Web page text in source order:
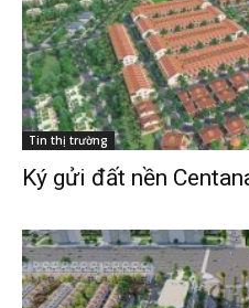
Tin thị trường
Ký gửi đất nền